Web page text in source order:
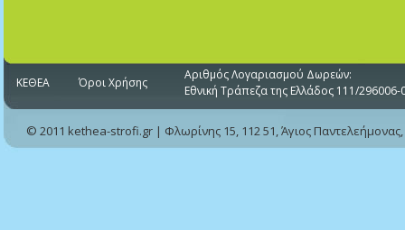
ΚΕΘΕΑ Όροι Χρήσης
Αριθμός Λογαριασμού Δωρεών:
Εθνική Τράπεζα της Ελλάδος 111/296006-
© 2011 kethea-strofi.gr | Φλωρίνης 15, 112 51, Άγιος Παντελεήμονας,